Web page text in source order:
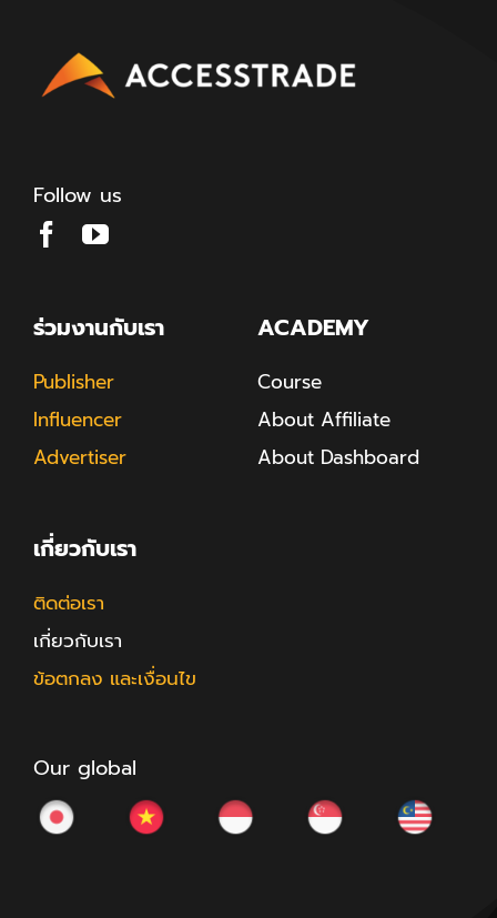
Follow us
ร่วมงานกับเรา
Publisher
Influencer
Advertiser
ACADEMY
Course
About Affiliate
About Dashboard
เกี่ยวกับเรา
ติดต่อเรา
เกี่ยวกับเรา
ข้อตกลง และเงื่อนไข
Our global